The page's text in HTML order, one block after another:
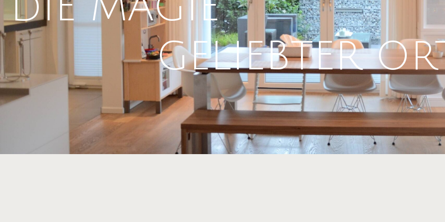
GELIEBTER